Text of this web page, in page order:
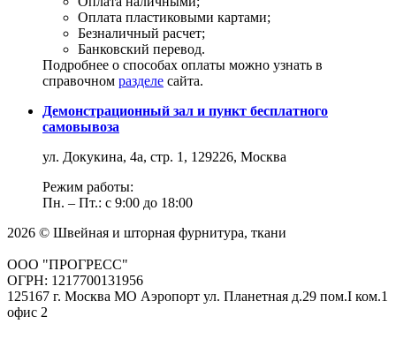
Оплата пластиковыми картами;
Безналичный расчет;
Банковский перевод.
Подробнее о способах оплаты можно узнать в
справочном разделе сайта.
Демонстрационный зал и пункт бесплатного
самовывоза
ул. Докукина, 4а, стр. 1, 129226, Москва
Режим работы:
Пн. – Пт.: с 9:00 до 18:00
2026 © Швейная и шторная фурнитура, ткани
ООО "ПРОГРЕСС"
ОГРН: 1217700131956
125167 г. Москва МО Аэропорт ул. Планетная д.29 пом.I ком.1
офис 2